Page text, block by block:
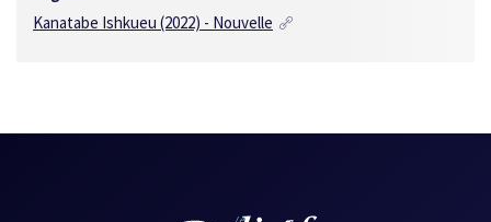
Kanatabe Ishkueu (2022) - Nouvelle